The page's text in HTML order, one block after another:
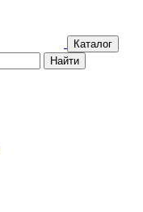
Каталог
Найти